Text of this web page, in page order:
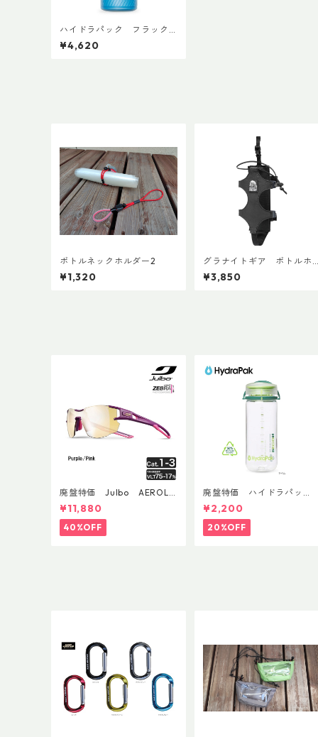
ハイドラパック フラック
ス 1L
¥4,620
ボトルネックホルダー2
¥1,320
グラナイトギア ボトルホ
ルスター
¥3,850
廃盤特価 Julbo AEROLIT
E AsianFit
¥11,880
40%OFF
廃盤特価 ハイドラパッ
ク リーコン ツイスト＆シ
ップ 500ml
¥2,200
20%OFF